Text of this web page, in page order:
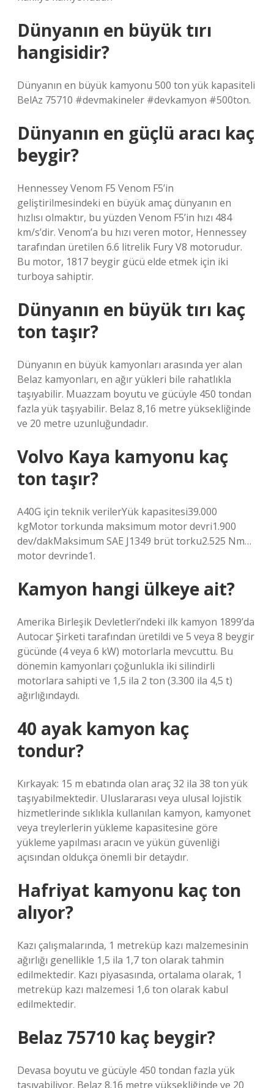
Dünyanın en büyük tırı
hangisidir?
Dünyanın en büyük kamyonu 500 ton yük kapasiteli
BelAz 75710 #devmakineler #devkamyon #500ton.
Dünyanın en güçlü aracı kaç
beygir?
Hennessey Venom F5 Venom F5’in
geliştirilmesindeki en büyük amaç dünyanın en
hızlısı olmaktır, bu yüzden Venom F5’in hızı 484
km/s’dir. Venom’a bu hızı veren motor, Hennessey
tarafından üretilen 6.6 litrelik Fury V8 motorudur.
Bu motor, 1817 beygir gücü elde etmek için iki
turboya sahiptir.
Dünyanın en büyük tırı kaç
ton taşır?
Dünyanın en büyük kamyonları arasında yer alan
Belaz kamyonları, en ağır yükleri bile rahatlıkla
taşıyabilir. Muazzam boyutu ve gücüyle 450 tondan
fazla yük taşıyabilir. Belaz 8,16 metre yüksekliğinde
ve 20 metre uzunluğundadır.
Volvo Kaya kamyonu kaç
ton taşır?
A40G için teknik verilerYük kapasitesi39.000
kgMotor torkunda maksimum motor devri1.900
dev/dakMaksimum SAE J1349 brüt torku2.525 Nm…
motor devrinde1.
Kamyon hangi ülkeye ait?
Amerika Birleşik Devletleri’ndeki ilk kamyon 1899’da
Autocar Şirketi tarafından üretildi ve 5 veya 8 beygir
gücünde (4 veya 6 kW) motorlarla mevcuttu. Bu
dönemin kamyonları çoğunlukla iki silindirli
motorlara sahipti ve 1,5 ila 2 ton (3.300 ila 4,5 t)
ağırlığındaydı.
40 ayak kamyon kaç
tondur?
Kırkayak: 15 m ebatında olan araç 32 ila 38 ton yük
taşıyabilmektedir. Uluslararası veya ulusal lojistik
hizmetlerinde sıklıkla kullanılan kamyon, kamyonet
veya treylerlerin yükleme kapasitesine göre
yükleme yapılması aracın ve yükün güvenliği
açısından oldukça önemli bir detaydır.
Hafriyat kamyonu kaç ton
alıyor?
Kazı çalışmalarında, 1 metreküp kazı malzemesinin
ağırlığı genellikle 1,5 ila 1,7 ton olarak tahmin
edilmektedir. Kazı piyasasında, ortalama olarak, 1
metreküp kazı malzemesi 1,6 ton olarak kabul
edilmektedir.
Belaz 75710 kaç beygir?
Devasa boyutu ve gücüyle 450 tondan fazla yük
taşıyabiliyor. Belaz 8.16 metre yüksekliğinde ve 20